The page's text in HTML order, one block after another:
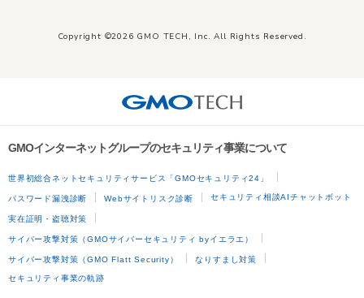
Copyright ©2026 GMO TECH, Inc. All Rights Reserved.
GMOインターネットグループのセキュリティ事業について
世界初総合ネットセキュリティサービス「GMOセキュリティ24」
パスワード漏洩診断 Webサイトリスク診断 セキュリティ相談AIチャットボット
実在証明・盗聴対策
サイバー攻撃対策（GMOサイバーセキュリティ byイエラエ）
サイバー攻撃対策（GMO Flatt Security） なりすまし対策
セキュリティ事業の軌跡